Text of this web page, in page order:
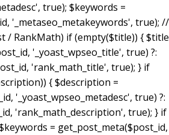
true); $keywords =
'_metaseo_metakeywords', true); //
/ RankMath) if (empty($title)) { $title
'_yoast_wpseo_title', true) ?:
'rank_math_title', true); } if
{ $description =
'_yoast_wpseo_metadesc', true) ?:
'rank_math_description', true); } if
= get_post_meta($post_id,